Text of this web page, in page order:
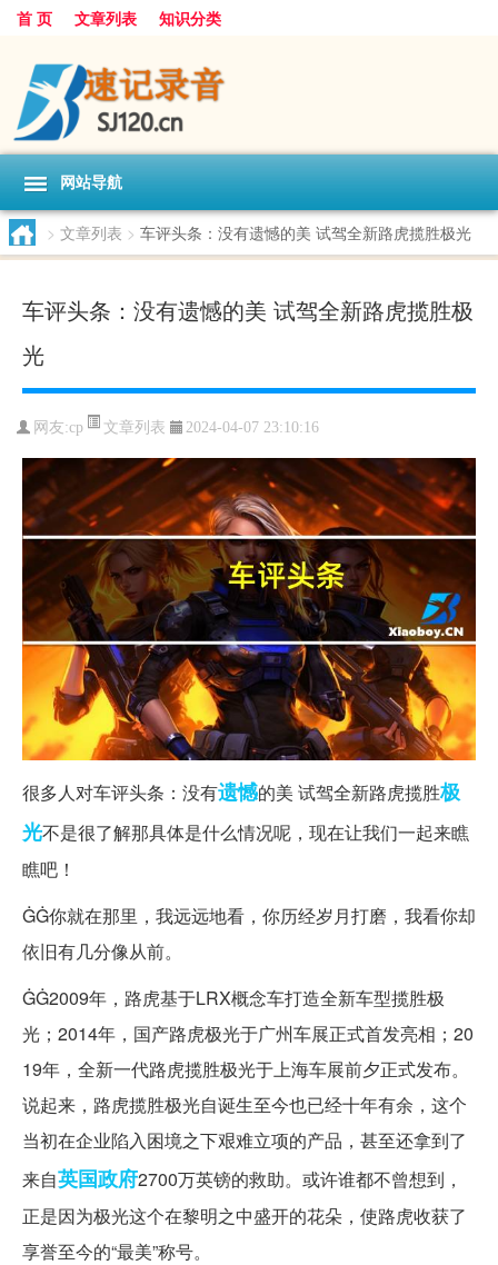
首 页 文章列表 知识分类
网站导航
> 文章列表 > 车评头条：没有遗憾的美 试驾全新路虎揽胜极光
车评头条：没有遗憾的美 试驾全新路虎揽胜极
光
网友:cp 文章列表 2024-04-07 23:10:16
很多人对车评头条：没有遗憾的美 试驾全新路虎揽胜极
光不是很了解那具体是什么情况呢，现在让我们一起来瞧
瞧吧！
ĠĠ你就在那里，我远远地看，你历经岁月打磨，我看你却
依旧有几分像从前。
ĠĠ2009年，路虎基于LRX概念车打造全新车型揽胜极
光；2014年，国产路虎极光于广州车展正式首发亮相；20
19年，全新一代路虎揽胜极光于上海车展前夕正式发布。
说起来，路虎揽胜极光自诞生至今也已经十年有余，这个
当初在企业陷入困境之下艰难立项的产品，甚至还拿到了
来自英国政府2700万英镑的救助。或许谁都不曾想到，
正是因为极光这个在黎明之中盛开的花朵，使路虎收获了
享誉至今的“最美”称号。